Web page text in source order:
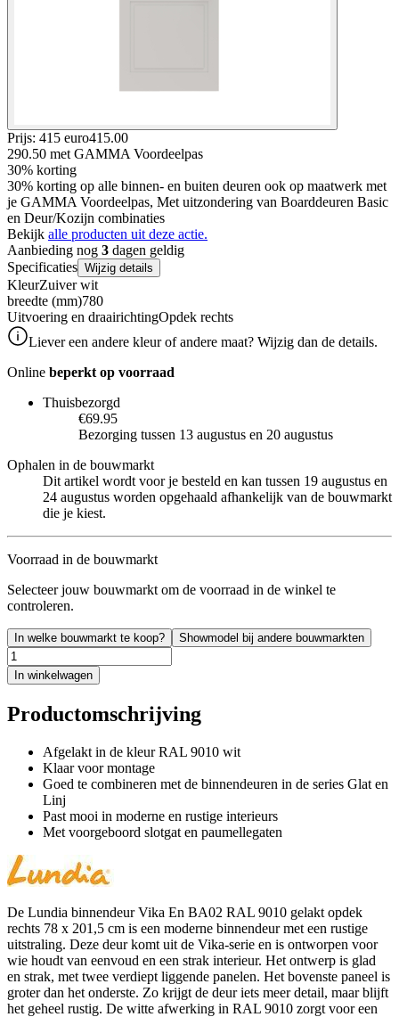
Prijs: 415 euro415.00
290.50 met GAMMA Voordeelpas
30% korting
30% korting op alle binnen- en buiten deuren ook op maatwerk met
je GAMMA Voordeelpas, Met uitzondering van Boarddeuren Basic
en Deur/Kozijn combinaties
Bekijk alle producten uit deze actie.
Aanbieding nog 3 dagen geldig
Specificaties Wijzig details
KleurZuiver wit
breedte (mm)780
Uitvoering en draairichtingOpdek rechts
Liever een andere kleur of andere maat? Wijzig dan de details.
Online beperkt op voorraad
Thuisbezorgd
€69.95
Bezorging tussen 13 augustus en 20 augustus
Ophalen in de bouwmarkt
Dit artikel wordt voor je besteld en kan tussen 19 augustus en
24 augustus worden opgehaald afhankelijk van de bouwmarkt
die je kiest.
Voorraad in de bouwmarkt
Selecteer jouw bouwmarkt om de voorraad in de winkel te
controleren.
In welke bouwmarkt te koop? Showmodel bij andere bouwmarkten
In winkelwagen
Productomschrijving
Afgelakt in de kleur RAL 9010 wit
Klaar voor montage
Goed te combineren met de binnendeuren in de series Glat en
Linj
Past mooi in moderne en rustige interieurs
Met voorgeboord slotgat en paumellegaten
De Lundia binnendeur Vika En BA02 RAL 9010 gelakt opdek
rechts 78 x 201,5 cm is een moderne binnendeur met een rustige
uitstraling. Deze deur komt uit de Vika-serie en is ontworpen voor
wie houdt van eenvoud en een strak interieur. Het ontwerp is glad
en strak, met twee verdiept liggende panelen. Het bovenste paneel is
groter dan het onderste. Zo krijgt de deur iets meer detail, maar blijft
het geheel rustig. De witte afwerking in RAL 9010 zorgt voor een